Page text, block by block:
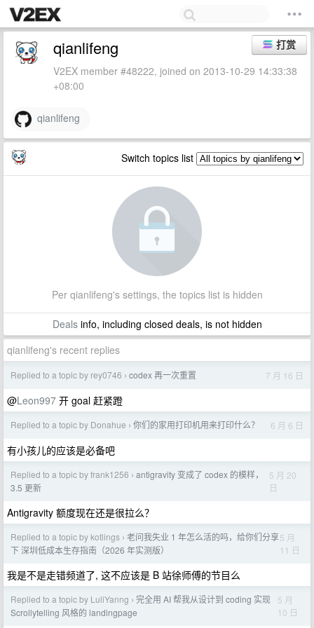
打赏
qianlifeng
V2EX member #48222, joined on 2013-10-29 14:33:38
+08:00
qianlifeng
Switch topics list
Per qianlifeng's settings, the topics list is hidden
Dealsinfo, including closed deals, is not hidden
qianlifeng's recent replies
Replied to a topic by rey0746 › codex 再一次重置 7 月 16 日
@Leon997 开 goal 赶紧蹬
Replied to a topic by Donahue › 你们的家用打印机用来打印什么？ 6 月 6 日
有小孩儿的应该是必备吧
Replied to a topic by frank1256 › antigravity 变成了 codex 的模样，
3.5 更新
5 月 20
日
Antigravity 额度现在还是很拉么？
Replied to a topic by kotlings › 老问我失业 1 年怎么活的吗，给你们分享
下 深圳低成本生存指南（2026 年实测版）
5 月
11 日
我是不是走错频道了, 这不应该是 B 站徐师傅的节目么
Replied to a topic by LuliYanng › 完全用 AI 帮我从设计到 coding 实现
Scrollytelling 风格的 landingpage
5 月
10 日